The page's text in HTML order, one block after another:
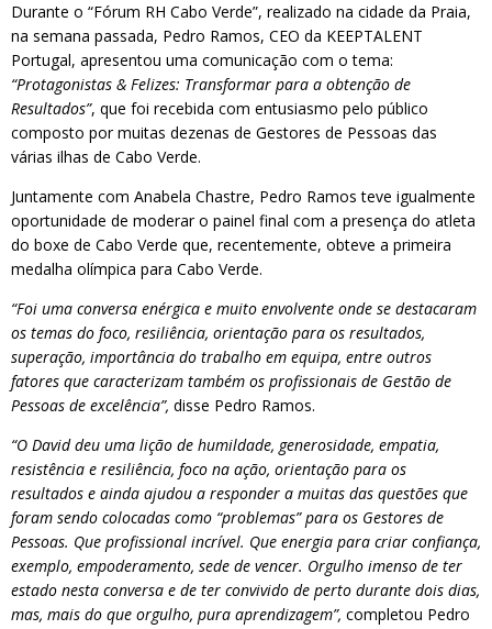
Durante o “Fórum RH Cabo Verde”, realizado na cidade da Praia,
na semana passada, Pedro Ramos, CEO da KEEPTALENT
Portugal, apresentou uma comunicação com o tema:
“Protagonistas & Felizes: Transformar para a obtenção de
Resultados”, que foi recebida com entusiasmo pelo público
composto por muitas dezenas de Gestores de Pessoas das
várias ilhas de Cabo Verde.
Juntamente com Anabela Chastre, Pedro Ramos teve igualmente
oportunidade de moderar o painel final com a presença do atleta
do boxe de Cabo Verde que, recentemente, obteve a primeira
medalha olímpica para Cabo Verde.
“Foi uma conversa enérgica e muito envolvente onde se destacaram
os temas do foco, resiliência, orientação para os resultados,
superação, importância do trabalho em equipa, entre outros
fatores que caracterizam também os profissionais de Gestão de
Pessoas de excelência”, disse Pedro Ramos.
“O David deu uma lição de humildade, generosidade, empatia,
resistência e resiliência, foco na ação, orientação para os
resultados e ainda ajudou a responder a muitas das questões que
foram sendo colocadas como “problemas” para os Gestores de
Pessoas. Que profissional incrível. Que energia para criar confiança,
exemplo, empoderamento, sede de vencer. Orgulho imenso de ter
estado nesta conversa e de ter convivido de perto durante dois dias,
mas, mais do que orgulho, pura aprendizagem”, completou Pedro